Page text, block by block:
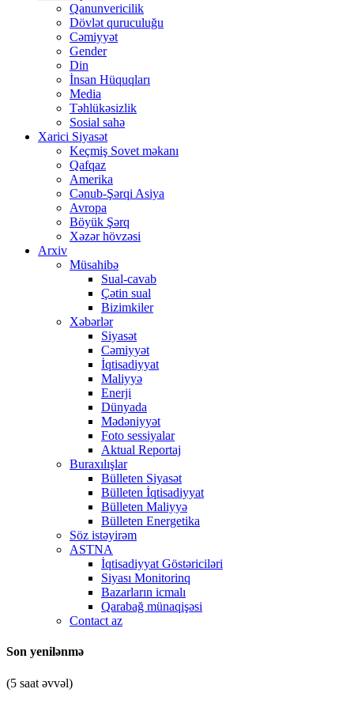
Qanunvericilik
Dövlət quruculuğu
Cəmiyyət
Gender
Din
İnsan Hüquqları
Media
Təhlükəsizlik
Sosial sahə
Xarici Siyasət
Keçmiş Sovet məkanı
Qafqaz
Amerika
Cənub-Şərqi Asiya
Avropa
Böyük Şərq
Xəzər hövzəsi
Arxiv
Müsahibə
Sual-cavab
Çətin sual
Bizimkiler
Xəbərlər
Siyasət
Cəmiyyət
İqtisadiyyat
Maliyyə
Enerji
Dünyada
Mədəniyyət
Foto sessiyalar
Aktual Reportaj
Buraxılışlar
Bülleten Siyasət
Bülleten İqtisadiyyat
Bülleten Maliyyə
Bülleten Energetika
Söz istəyirəm
ASTNA
İqtisadiyyat Göstəriciləri
Siyası Monitorinq
Bazarların icmalı
Qarabağ münaqişəsi
Contact az
Son yenilənmə
(5 saat əvvəl)